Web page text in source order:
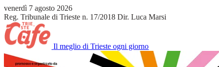
venerdì 7 agosto 2026
Reg. Tribunale di Trieste n. 17/2018 Dir. Luca Marsi
Il meglio di Trieste ogni giorno